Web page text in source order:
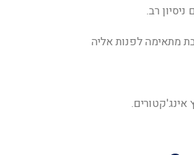
רב.
מתאימה לפנות אליה
אינג'קטורים.